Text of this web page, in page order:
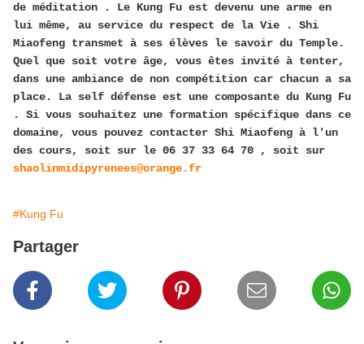
de méditation . Le Kung Fu est devenu une arme en
lui même, au service du respect de la Vie . Shi
Miaofeng transmet à ses élèves le savoir du Temple.
Quel que soit votre âge, vous êtes invité à tenter,
dans une ambiance de non compétition car chacun a sa
place. La self défense est une composante du Kung Fu
. Si vous souhaitez une formation spécifique dans ce
domaine, vous pouvez contacter Shi Miaofeng à l'un
des cours, soit sur le 06 37 33 64 70 , soit sur
shaolinmidipyrenees@orange.fr
#Kung Fu
Partager